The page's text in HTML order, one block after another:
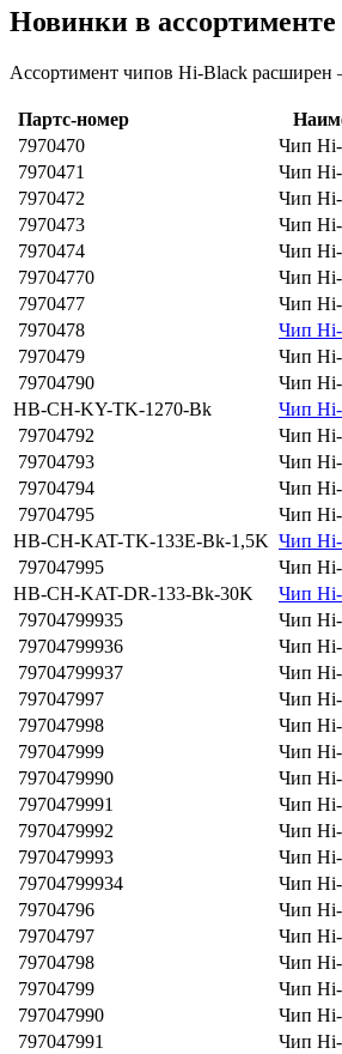
Новинки в
Ассортимент чипов Hi-Black расширен
Партс-номер
7970470
Чип Hi-
7970471
Чип Hi-
7970472
Чип Hi-
7970473
Чип Hi-
7970474
Чип
79704770
Чип
7970477
Чип
7970478
Чип
7970479
Чип
79704790
Чип Hi-
HB-CH-KY-TK-1270-Bk
Чип Hi-
79704792
Чип Hi-
79704793
Чип Hi-
79704794
Чип Hi-
79704795
Чип Hi-
HB-CH-KAT-TK-133E-Bk-1,5K Чип Hi-
797047995
Чип
HB-CH-KAT-DR-133-Bk-30K
Чип Hi-
79704799935
Чип Hi-
79704799936
Чип Hi-
79704799937
Чип Hi-
797047997
Чип Hi-
797047998
Чип Hi-
797047999
Чип Hi-
7970479990
Чип Hi-
7970479991
Чип Hi-
7970479992
Чип Hi-
7970479993
Чип Hi-
79704799934
Чип Hi-
79704796
Чип Hi-
79704797
Чип Hi-
79704798
Чип Hi-
79704799
Чип Hi-
797047990
Чип Hi-
797047991
Чип Hi-